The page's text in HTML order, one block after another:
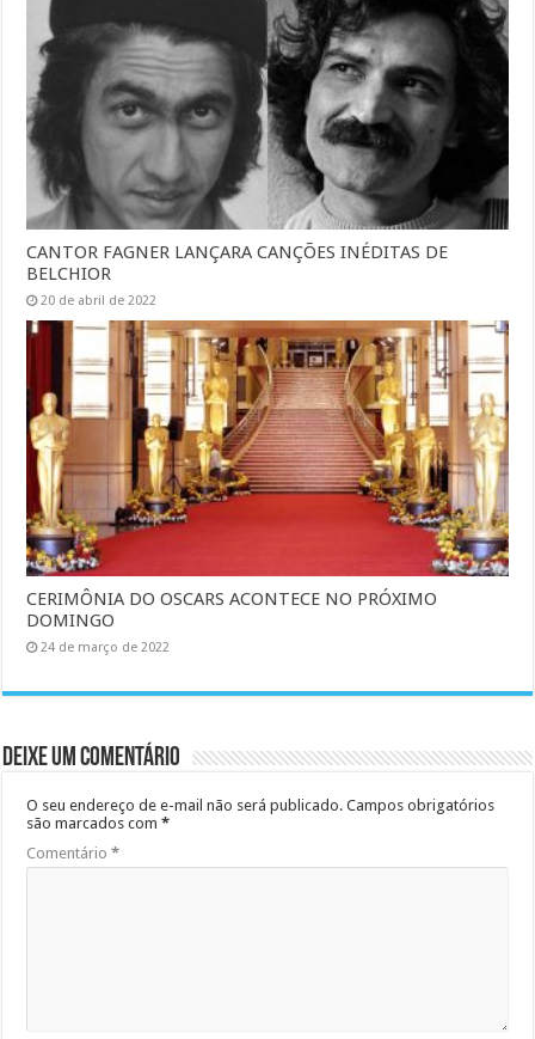
CANTOR FAGNER LANÇARA CANÇÕES INÉDITAS DE
BELCHIOR
20 de abril de 2022
CERIMÔNIA DO OSCARS ACONTECE NO PRÓXIMO
DOMINGO
24 de março de 2022
Deixe um comentário
O seu endereço de e-mail não será publicado. Campos obrigatórios
são marcados com*
Comentário*